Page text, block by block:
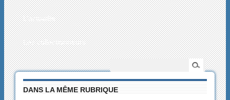
L’actualité
Les collectionneurs
DANS LA MÊME RUBRIQUE